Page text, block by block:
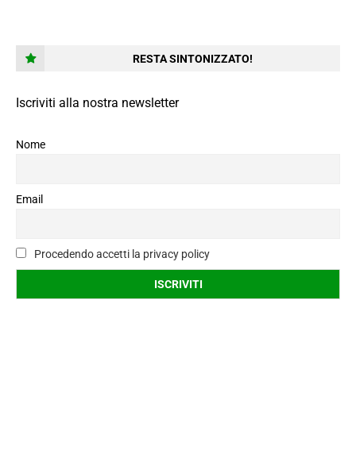
RESTA SINTONIZZATO!
Iscriviti alla nostra newsletter
Nome
Email
Procedendo accetti la privacy policy